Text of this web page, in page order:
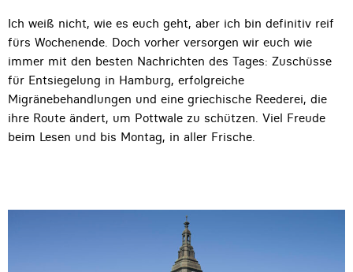
Ich weiß nicht, wie es euch geht, aber ich bin definitiv reif
fürs Wochenende. Doch vorher versorgen wir euch wie
immer mit den besten Nachrichten des Tages: Zuschüsse
für Entsiegelung in Hamburg, erfolgreiche
Migränebehandlungen und eine griechische Reederei, die
ihre Route ändert, um Pottwale zu schützen. Viel Freude
beim Lesen und bis Montag, in aller Frische.